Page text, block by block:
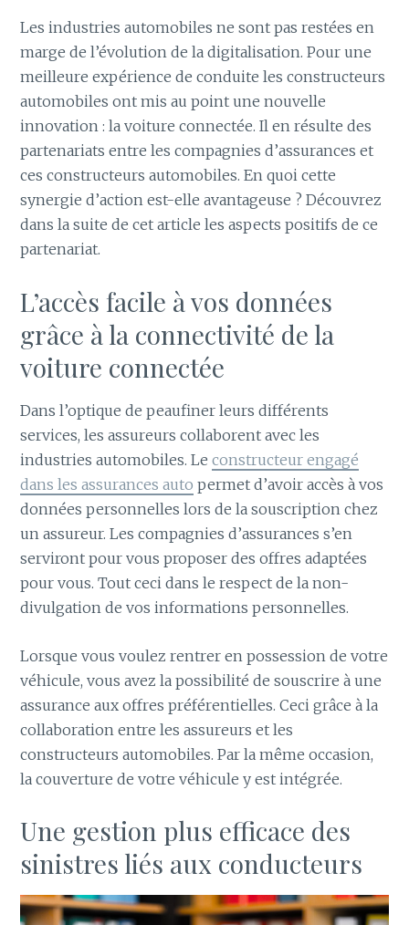
Les industries automobiles ne sont pas restées en
marge de l’évolution de la digitalisation. Pour une
meilleure expérience de conduite les constructeurs
automobiles ont mis au point une nouvelle
innovation : la voiture connectée. Il en résulte des
partenariats entre les compagnies d’assurances et
ces constructeurs automobiles. En quoi cette
synergie d’action est-elle avantageuse ? Découvrez
dans la suite de cet article les aspects positifs de ce
partenariat.
L’accès facile à vos données
grâce à la connectivité de la
voiture connectée
Dans l’optique de peaufiner leurs différents
services, les assureurs collaborent avec les
industries automobiles. Leconstructeur engagé
dans les assurances auto permet d’avoir accès à vos
données personnelles lors de la souscription chez
un assureur. Les compagnies d’assurances s’en
serviront pour vous proposer des offres adaptées
pour vous. Tout ceci dans le respect de la non-
divulgation de vos informations personnelles.
Lorsque vous voulez rentrer en possession de votre
véhicule, vous avez la possibilité de souscrire à une
assurance aux offres préférentielles. Ceci grâce à la
collaboration entre les assureurs et les
constructeurs automobiles. Par la même occasion,
la couverture de votre véhicule y est intégrée.
Une gestion plus efficace des
sinistres liés aux conducteurs